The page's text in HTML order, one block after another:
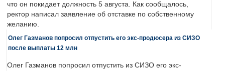
что он покидает должность 5 августа. Как сообщалось,
ректор написал заявление об отставке по собственному
желанию.
Олег Газманов попросил отпустить его экс-продюсера из СИЗО
после выплаты 12 млн
Олег Газманов попросил отпустить из СИЗО его экс-